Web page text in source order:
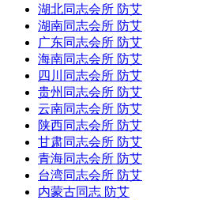
湖北同志会所 防艾
湖南同志会所 防艾
广东同志会所 防艾
海南同志会所 防艾
四川同志会所 防艾
贵州同志会所 防艾
云南同志会所 防艾
陕西同志会所 防艾
甘肃同志会所 防艾
青海同志会所 防艾
台湾同志会所 防艾
内蒙古同志 防艾